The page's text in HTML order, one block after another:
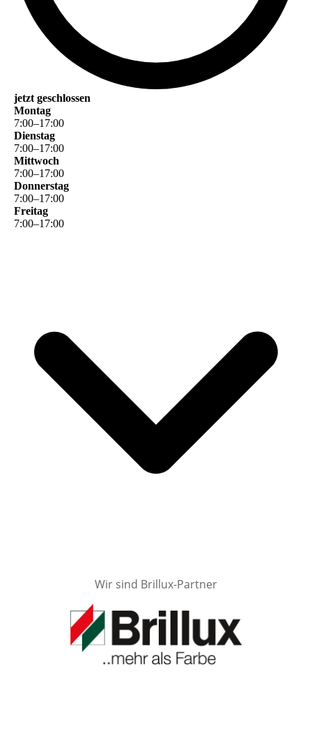
jetzt geschlossen
Montag
7:00–17:00
Dienstag
7:00–17:00
Mittwoch
7:00–17:00
Donnerstag
7:00–17:00
Freitag
7:00–17:00
Wir sind Brillux-Partner